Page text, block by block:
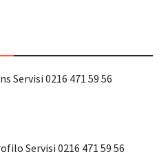
Servisi 0216 471 59 56
Servisi 0216 471 59 56